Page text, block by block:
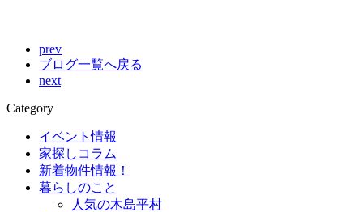
prev
ブログ一覧へ戻る
next
Category
イベント情報
家探しコラム
新着物件情報！
暮らしのこと
人気の木島平村